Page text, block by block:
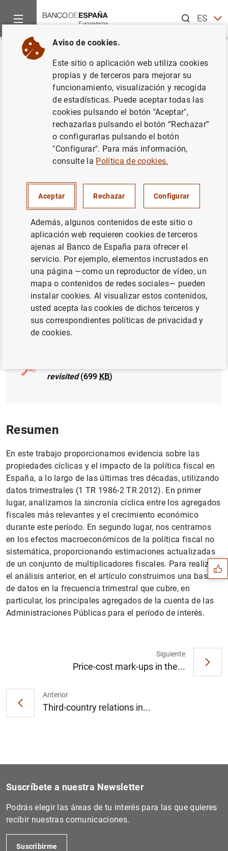
ESEN
Inicio Publicaciones
Volver
Fiscal policies in Spain: main
stylised facts revisited
Autor: Francisco de Castro Fernández ,
Francisco Martí , Antonio Montesinos ,
Javier J. Pérezy A. Jesús Sánchez
POLÍTICA FISCAL
MÉTODOS CUANTITATIVOS CRISIS
DEUDA PÚBLICA
Documento completo
revisited(699 KB)
Resumen
En este trabajo proporcionamos evidencia sobre las
propiedades cíclicas y el impacto de la política fiscal en
España, a lo largo de las últimas tres décadas, utilizando
datos trimestrales (1 TR 1986-2 TR 2012). En primer
lugar, analizamos la sincronía cíclica entre los agregados
fiscales más relevantes y el crecimiento económico
durante este período. En segundo lugar, nos centramos
en los efectos macroeconómicos de la política fiscal no
sistemática, proporcionando estimaciones actualizadas
de un conjunto de multiplicadores fiscales. Para realizar
el análisis anterior, en el artículo construimos una base
de datos en la frecuencia trimestral que cubre, en
particular, los principales agregados de la cuenta de las
Administraciones Públicas para el período de interés.
Anterior
Third-country relations in...
Siguiente
Price-cost mark-ups in the...
Sugerencias
Suscríbete a nuestra Newsletter
Podrás elegir las áreas de tu interés para las que quieres
recibir nuestras comunicaciones.
Suscribirme
Aviso de cookies.
Este sitio o aplicación web utiliza cookies
propias y de terceros para mejorar su
funcionamiento, visualización y recogida
de estadísticas. Puede aceptar todas las
cookies pulsando el botón "Aceptar",
rechazarlas pulsando el botón “Rechazar”
o configurarlas pulsando el botón
"Configurar". Para más información,
consulte la Política de cookies.
Aceptar Rechazar Configurar
Además, algunos contenidos de este sitio o
aplicación web requieren cookies de terceros
ajenas al Banco de España para ofrecer el
servicio. Por ejemplo, elementos incrustados en
una página —como un reproductor de vídeo, un
mapa o contenidos de redes sociales— pueden
instalar cookies. Al visualizar estos contenidos,
usted acepta las cookies de dichos terceros y
sus correspondientes políticas de privacidad y
de cookies.